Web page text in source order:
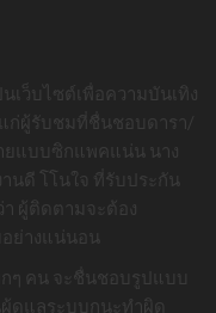
นเว็บไซต์เพื่อความบันเทิง
ก่ผู้รับชมที่ชื่นชอบดารา/
ยแบบซิกแพคแน่น นาง
นดี โโนใจ ที่รับประกัน
า ผู้ติดตามจะต้อง
ย่างแน่นอน
ๆ คน จะชื่นชอบรูปแบบ
ดูแลระบบกนะทำผิด